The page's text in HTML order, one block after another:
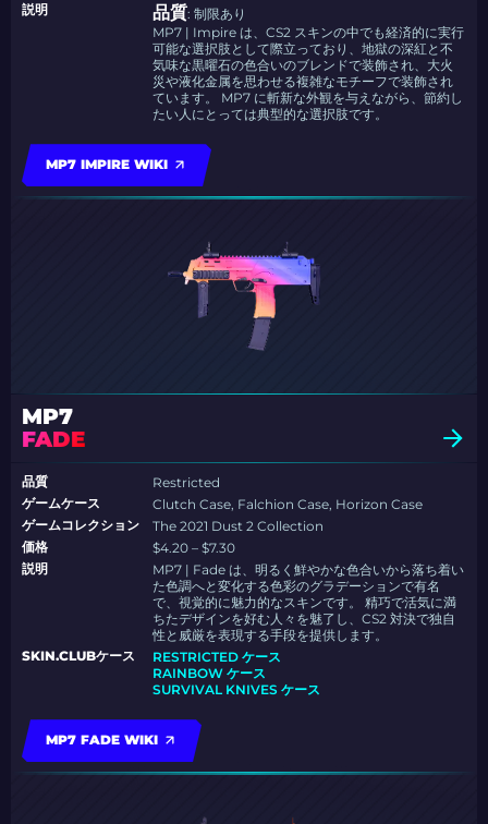
説明
品質: 制限あり
MP7 | Impire は、CS2 スキンの中でも経済的に実行
可能な選択肢として際立っており、地獄の深紅と不
気味な黒曜石の色合いのブレンドで装飾され、大火
災や液化金属を思わせる複雑なモチーフで装飾され
ています。 MP7 に斬新な外観を与えながら、節約し
たい人にとっては典型的な選択肢です。
MP7 IMPIRE WIKI
MP7
FADE
品質
Restricted
ゲームケース
Clutch Case, Falchion Case, Horizon Case
ゲームコレクション
The 2021 Dust 2 Collection
価格
$4.20 – $7.30
説明
MP7 | Fade は、明るく鮮やかな色合いから落ち着い
た色調へと変化する色彩のグラデーションで有名
で、視覚的に魅力的なスキンです。 精巧で活気に満
ちたデザインを好む人々を魅了し、CS2 対決で独自
性と威厳を表現する手段を提供します。
SKIN.CLUBケース
RESTRICTED ケース
RAINBOW ケース
SURVIVAL KNIVES ケース
MP7 FADE WIKI